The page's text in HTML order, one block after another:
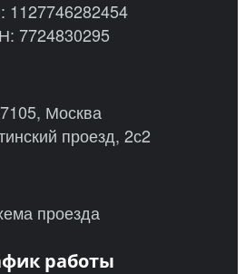
7724830295
Москва
проезд, 2с2
проезда
работы